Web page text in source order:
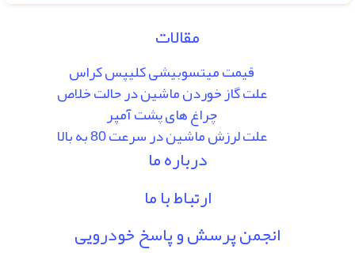
مقالات
قیمت میتسوبیشی کلیپس کراس
علت گاز خوردن ماشین در حالت خلاص
چراغ های پشت آمپر
علت لرزش ماشین در سرعت 80 به بالا
درباره ما
ارتباط با ما
انجمن پرسش و پاسخ خودرویی